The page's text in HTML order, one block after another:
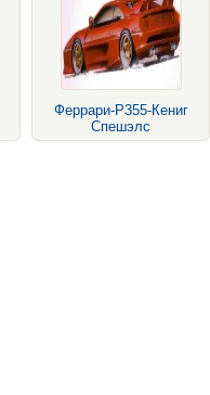
Феррари-Р355-Кениг
Спешэлс